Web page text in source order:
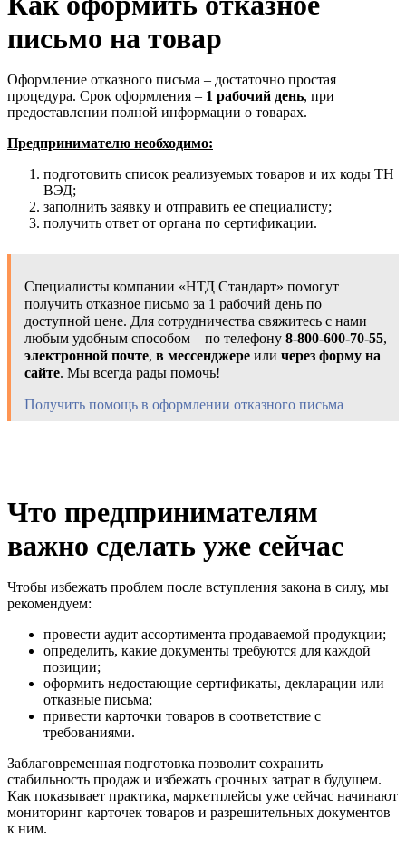
письмо на товар
Оформление отказного письма – достаточно простая
процедура. Срок оформления – 1 рабочий день, при
предоставлении полной информации о товарах.
Предпринимателю необходимо:
подготовить список реализуемых товаров и их коды ТН
ВЭД;
заполнить заявку и отправить ее специалисту;
получить ответ от органа по сертификации.
Специалисты компании «НТД Стандарт» помогут
получить отказное письмо за 1 рабочий день по
доступной цене. Для сотрудничества свяжитесь с нами
любым удобным способом – по телефону 8-800-600-70-55,
электронной почте, в мессенджере или через форму на
сайте. Мы всегда рады помочь!
Получить помощь в оформлении отказного письма
Что предпринимателям
важно сделать уже сейчас
Чтобы избежать проблем после вступления закона в силу, мы
рекомендуем:
провести аудит ассортимента продаваемой продукции;
определить, какие документы требуются для каждой
позиции;
оформить недостающие сертификаты, декларации или
отказные письма;
привести карточки товаров в соответствие с
требованиями.
Заблаговременная подготовка позволит сохранить
стабильность продаж и избежать срочных затрат в будущем.
Как показывает практика, маркетплейсы уже сейчас начинают
мониторинг карточек товаров и разрешительных документов
к ним.